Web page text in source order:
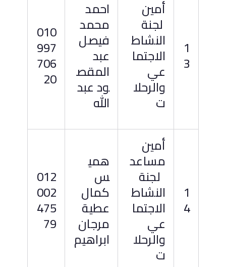
1
3
أمين
لجنة
النشاط
الاجتما
عي
والرحلا
ت
احمد
محمد
فيصل
عبد
المقص
ود عبد
الله
010
997
706
20
1
4
أمين
مساعد
لجنة
النشاط
الاجتما
عي
والرحلا
ت
همي
س
كمال
عطية
مرجان
ابراهيم
012
002
475
79